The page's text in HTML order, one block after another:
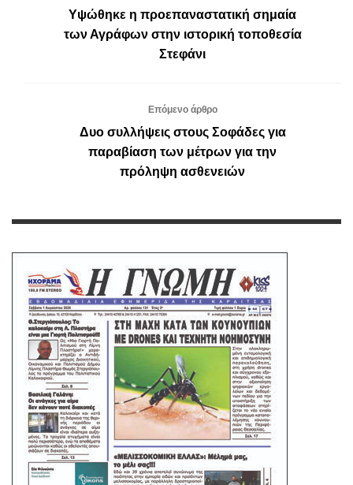
Υψώθηκε η προεπαναστατική σημαία
των Αγράφων στην ιστορική τοποθεσία
Στεφάνι
Επόμενο άρθρο
Δυο συλλήψεις στους Σοφάδες για
παραβίαση των μέτρων για την
πρόληψη ασθενειών